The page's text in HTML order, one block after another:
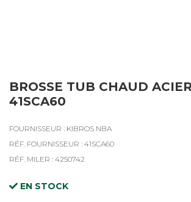
BROSSE TUB CHAUD
41SCA60
FOURNISSEUR : KIBROS NBA
RÉF. FOURNISSEUR : 41SCA60
RÉF. MILER : 4250742
EN STOCK